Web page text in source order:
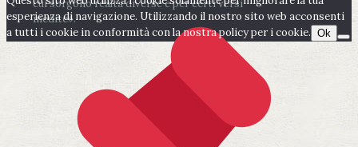
cui sorgono realtà diverse e per certi versi
inedite».
esperienza di navigazione. Utilizzando il nostro sito web acconsenti
a tutti i cookie in conformità con la nostra policy per i cookie. Ok